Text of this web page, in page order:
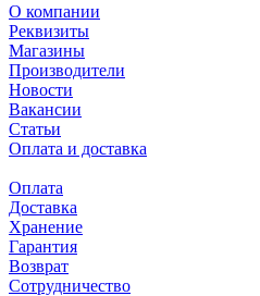
О компании
Реквизиты
Магазины
Производители
Новости
Вакансии
Статьи
Оплата и доставка
Оплата
Доставка
Хранение
Гарантия
Возврат
Сотрудничество